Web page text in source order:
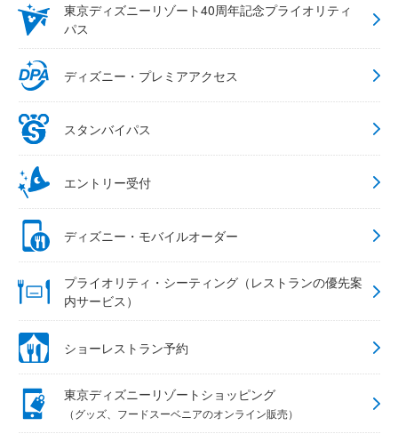
東京ディズニーリゾート40周年記念プライオリティ
パス
ディズニー・プレミアアクセス
スタンバイパス
エントリー受付
ディズニー・モバイルオーダー
プライオリティ・シーティング（レストランの優先案
内サービス）
ショーレストラン予約
東京ディズニーリゾートショッピング
（グッズ、フードスーベニアのオンライン販売）